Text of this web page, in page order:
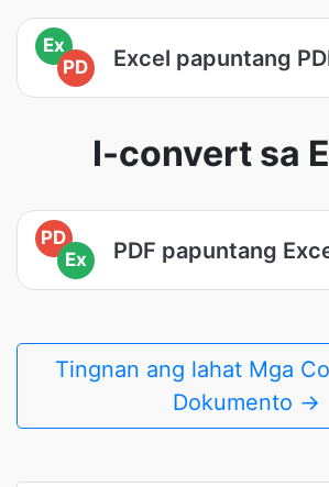
Ex
PD
Excel papuntang
I-convert sa
PD
Ex
PDF papuntang
Tingnan ang lahat Mga
Dokumento →